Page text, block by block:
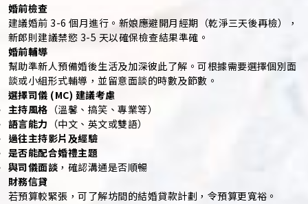
婚前檢查
建議婚前 3-6 個月進行。新娘應避開月經期（乾淨三天後再檢），
新郎則建議禁慾 3-5 天以確保檢查結果準確。
婚前輔導
幫助準新人預備婚後生活及加深彼此了解。可根據需要選擇個別面
談或小組形式輔導，並留意面談的時數及節數。
選擇司儀 (MC) 建議考慮
主持風格 （溫馨、搞笑、專業等）
語言能力 （中文、英文或雙語）
過往主持影片及經驗
是否能配合婚禮主題
與司儀面談 ，確認溝通是否順暢
財務信貸
若預算較緊張，可了解坊間的結婚貸款計劃，令預算更寬裕。